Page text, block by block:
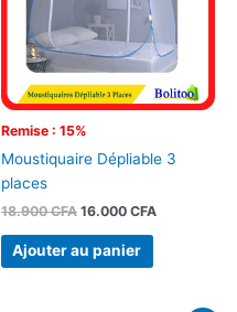
Remise : 15%
Moustiquaire Dépliable 3
places
18.900CFA 16.000 CFA
Ajouter au panier